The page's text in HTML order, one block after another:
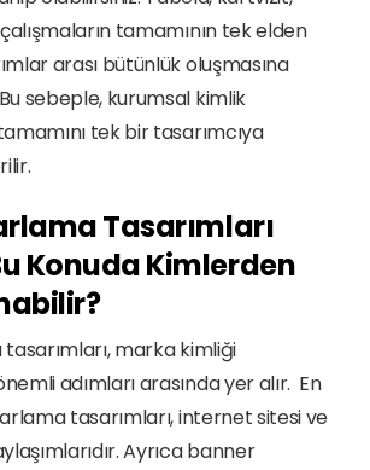
tamamının tek elden
arası bütünlük oluşmasına
sebeple, kurumsal kimlik
tek bir tasarımcıya
Tasarımları
Konuda Kimlerden
marka kimliği
adımları arasında yer alır.  En
tasarımları, internet sitesi ve
Ayrıca banner